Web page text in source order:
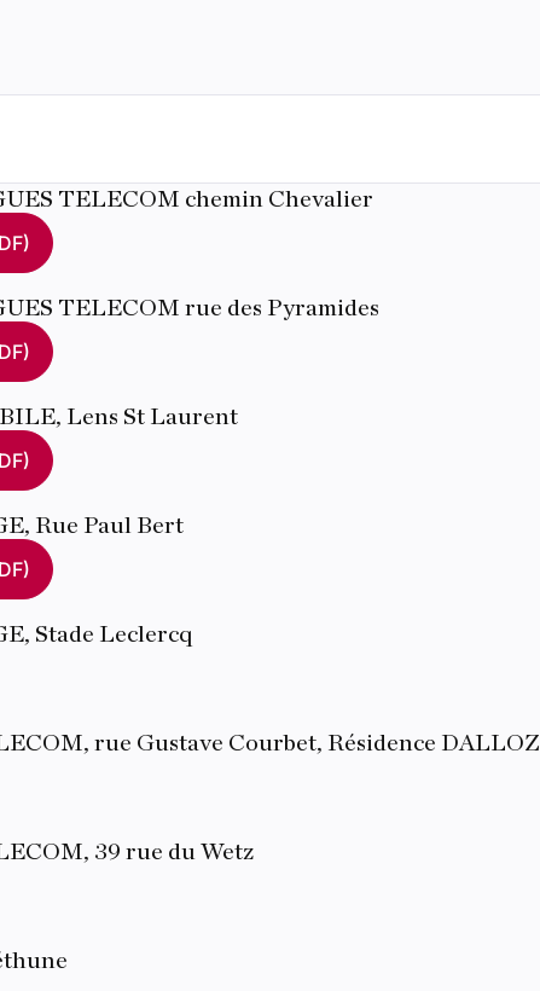
TELECOM chemin Chevalier
TELECOM rue des Pyramides
Lens St Laurent
Rue Paul Bert
Stade Leclercq
rue Gustave Courbet, Résidence DALLOZ
39 rue du Wetz